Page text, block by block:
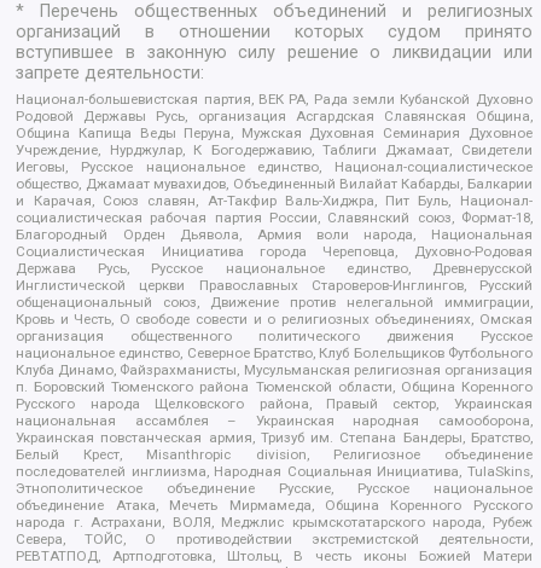
* Перечень общественных объединений и религиозных
организаций в отношении которых судом принято
вступившее в законную силу решение о ликвидации или
запрете деятельности:
Национал-большевистская партия, ВЕК РА, Рада земли Кубанской Духовно
Родовой Державы Русь, организация Асгардская Славянская Община,
Община Капища Веды Перуна, Мужская Духовная Семинария Духовное
Учреждение, Нурджулар, К Богодержавию, Таблиги Джамаат, Свидетели
Иеговы, Русское национальное единство, Национал-социалистическое
общество, Джамаат мувахидов, Объединенный Вилайат Кабарды, Балкарии
и Карачая, Союз славян, Ат-Такфир Валь-Хиджра, Пит Буль, Национал-
социалистическая рабочая партия России, Славянский союз, Формат-18,
Благородный Орден Дьявола, Армия воли народа, Национальная
Социалистическая Инициатива города Череповца, Духовно-Родовая
Держава Русь, Русское национальное единство, Древнерусской
Инглистической церкви Православных Староверов-Инглингов, Русский
общенациональный союз, Движение против нелегальной иммиграции,
Кровь и Честь, О свободе совести и о религиозных объединениях, Омская
организация общественного политического движения Русское
национальное единство, Северное Братство, Клуб Болельщиков Футбольного
Клуба Динамо, Файзрахманисты, Мусульманская религиозная организация
п. Боровский Тюменского района Тюменской области, Община Коренного
Русского народа Щелковского района, Правый сектор, Украинская
национальная ассамблея – Украинская народная самооборона,
Украинская повстанческая армия, Тризуб им. Степана Бандеры, Братство,
Белый Крест, Misanthropic division, Религиозное объединение
последователей инглиизма, Народная Социальная Инициатива, TulaSkins,
Этнополитическое объединение Русские, Русское национальное
объединение Атака, Мечеть Мирмамеда, Община Коренного Русского
народа г. Астрахани, ВОЛЯ, Меджлис крымскотатарского народа, Рубеж
Севера, ТОЙС, О противодействии экстремистской деятельности,
РЕВТАТПОД, Артподготовка, Штольц, В честь иконы Божией Матери